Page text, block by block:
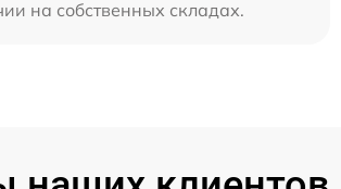
на собственных складах.